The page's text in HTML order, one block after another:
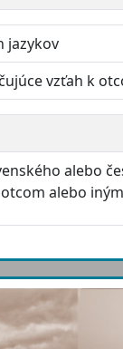
jazykov
vzťah k
alebo
alebo